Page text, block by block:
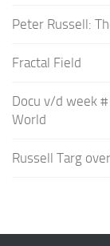
Peter Russell:
Fractal Field
Docu v/d week
World
Russell Targ